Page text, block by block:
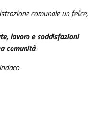
comunale un felice,
lavoro e soddisfazioni
comunità.